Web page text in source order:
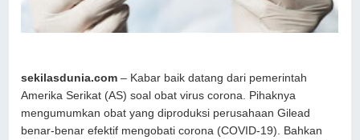
sekilasdunia.com – Kabar baik datang dari pemerintah
Amerika Serikat (AS) soal obat virus corona. Pihaknya
mengumumkan obat yang diproduksi perusahaan Gilead
benar-benar efektif mengobati corona (COVID-19). Bahkan